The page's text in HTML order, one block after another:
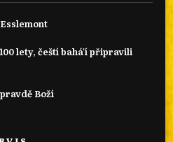
lety, čeští bahá'í připravili
Boží